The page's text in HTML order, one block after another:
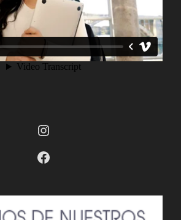
Instagram
Facebook